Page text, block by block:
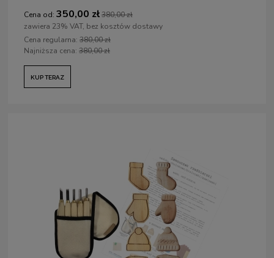
Cena od: 350,00 zł380,00 zł
zawiera 23% VAT, bez kosztów dostawy
Cena regularna: 380,00 zł
Najniższa cena: 380,00 zł
KUP TERAZ